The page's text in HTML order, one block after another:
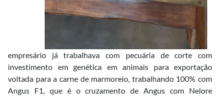
empresário já trabalhava com pecuária de corte com
investimento em genética em animais para exportação
voltada para a carne de marmoreio, trabalhando 100% com
Angus F1, que é o cruzamento de Angus com Nelore